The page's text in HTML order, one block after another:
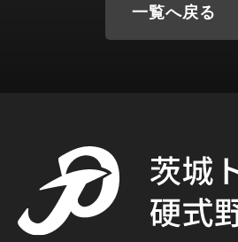
一覧へ戻る